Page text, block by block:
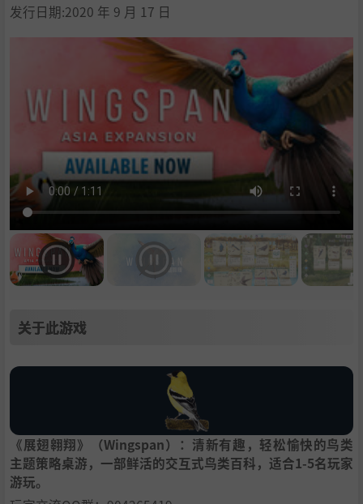
发行日期:2020 年 9 月 17 日
关于此游戏
《展翅翱翔》（Wingspan）：清新有趣，轻松愉快的鸟类
主题策略桌游，一部鲜活的交互式鸟类百科，适合1-5名玩家
游玩。